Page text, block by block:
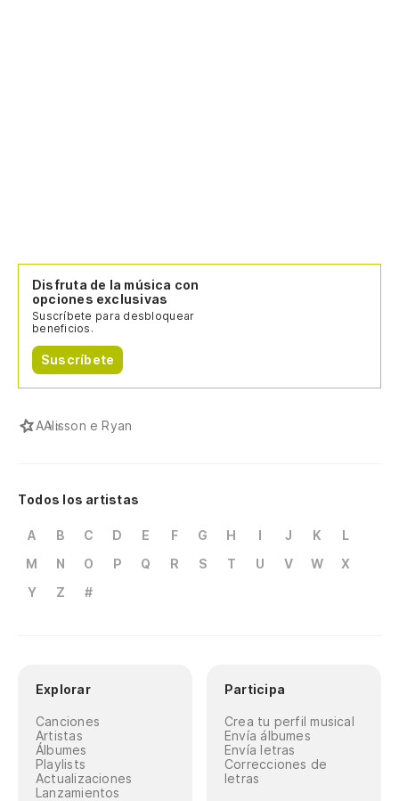
Disfruta de la música con
opciones exclusivas
Suscríbete para desbloquear
beneficios.
Suscríbete
AAlisson e Ryan
Todos los artistas
A B C D E F G H I J K
L
M
N O P Q R S T U V W
X
Y
Z #
Explorar
Canciones
Artistas
Álbumes
Playlists
Actualizaciones
Lanzamientos
Participa
Crea tu perfil musical
Envía álbumes
Envía letras
Correcciones de
letras